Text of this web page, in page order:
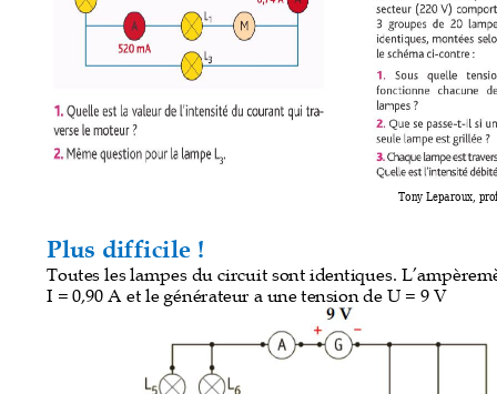
Tony Leparoux, pro
Plus difficile !
Toutes les lampes du circuit sont identiques. L’
I = 0,90 A et le générateur a une tension de U = 9 V